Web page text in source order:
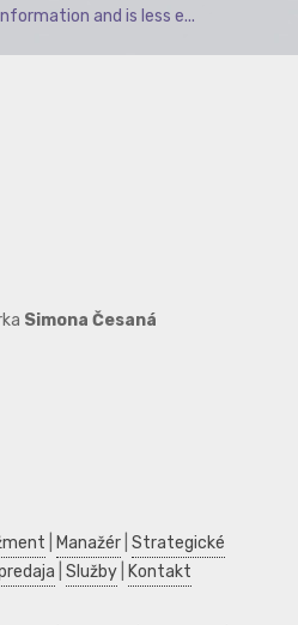
and is less e...
Simona Česaná
Manažér Strategické
Služby Kontakt